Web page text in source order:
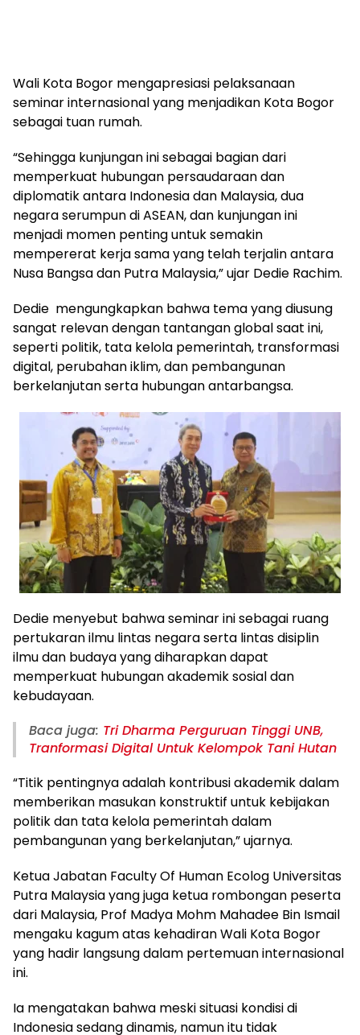
Wali Kota Bogor mengapresiasi pelaksanaan
seminar internasional yang menjadikan Kota Bogor
sebagai tuan rumah.
“Sehingga kunjungan ini sebagai bagian dari
memperkuat hubungan persaudaraan dan
diplomatik antara Indonesia dan Malaysia, dua
negara serumpun di ASEAN, dan kunjungan ini
menjadi momen penting untuk semakin
mempererat kerja sama yang telah terjalin antara
Nusa Bangsa dan Putra Malaysia,” ujar Dedie Rachim.
Dedie mengungkapkan bahwa tema yang diusung
sangat relevan dengan tantangan global saat ini,
seperti politik, tata kelola pemerintah, transformasi
digital, perubahan iklim, dan pembangunan
berkelanjutan serta hubungan antarbangsa.
Dedie menyebut bahwa seminar ini sebagai ruang
pertukaran ilmu lintas negara serta lintas disiplin
ilmu dan budaya yang diharapkan dapat
memperkuat hubungan akademik sosial dan
kebudayaan.
Baca juga: Tri Dharma Perguruan Tinggi UNB,
Tranformasi Digital Untuk Kelompok Tani Hutan
“Titik pentingnya adalah kontribusi akademik dalam
memberikan masukan konstruktif untuk kebijakan
politik dan tata kelola pemerintah dalam
pembangunan yang berkelanjutan,” ujarnya.
Ketua Jabatan Faculty Of Human Ecolog Universitas
Putra Malaysia yang juga ketua rombongan peserta
dari Malaysia, Prof Madya Mohm Mahadee Bin Ismail
mengaku kagum atas kehadiran Wali Kota Bogor
yang hadir langsung dalam pertemuan internasional
ini.
Ia mengatakan bahwa meski situasi kondisi di
Indonesia sedang dinamis, namun itu tidak